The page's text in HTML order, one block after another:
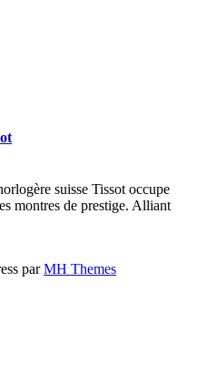
suisse Tissot occupe
montres de prestige. Alliant
parMH Themes